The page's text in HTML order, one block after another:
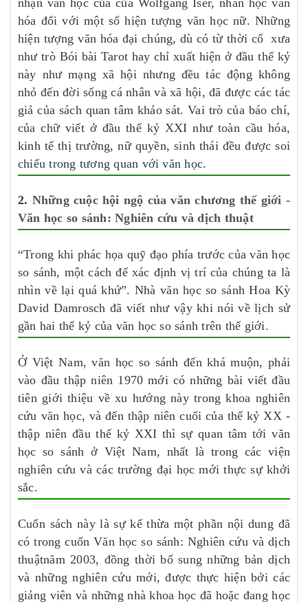
nhận văn học của của Wolfgang Iser, nhân học văn
hóa đối với một số hiện tượng văn học nữ. Những
hiện tượng văn hóa đại chúng, dù có từ thời cổ xưa
như trò Bói bài Tarot hay chỉ xuất hiện ở đầu thế kỷ
này như mạng xã hội nhưng đều tác động không
nhỏ đến đời sống cá nhân và xã hội, đã được các tác
giả của sách quan tâm khảo sát. Vai trò của báo chí,
của chữ viết ở đầu thế kỷ XXI như toàn cầu hóa,
kinh tế thị trường, nữ quyền, sinh thái đều được soi
chiếu trong tương quan với văn học.
2. Những cuộc hội ngộ của văn chương thế giới -
Văn học so sánh: Nghiên cứu và dịch thuật
“Trong khi phác họa quỹ đạo phía trước của văn học
so sánh, một cách để xác định vị trí của chúng ta là
nhìn về lại quá khứ”. Nhà văn học so sánh Hoa Kỳ
David Damrosch đã viết như vậy khi nói về lịch sử
gần hai thế kỷ của văn học so sánh trên thế giới.
Ở Việt Nam, văn học so sánh đến khá muộn, phải
vào đầu thập niên 1970 mới có những bài viết đầu
tiên giới thiệu về xu hướng này trong khoa nghiên
cứu văn học, và đến thập niên cuối của thế kỷ XX -
thập niên đầu thế kỷ XXI thì sự quan tâm tới văn
học so sánh ở Việt Nam, nhất là trong các viện
nghiên cứu và các trường đại học mới thực sự khởi
sắc.
Cuốn sách này là sự kế thừa một phần nội dung đã
có trong cuốn Văn học so sánh: Nghiên cứu và dịch
thuậtnăm 2003, đồng thời bổ sung những bản dịch
và những nghiên cứu mới, được thực hiện bởi các
giảng viên và những nhà khoa học đã hoặc đang học